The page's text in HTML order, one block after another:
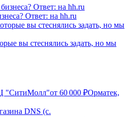
Ответ: на hh.ru
вы стеснялись задать, но мы
"СитиМолл"от 60 000 ₽Орматек,
DNS (с.